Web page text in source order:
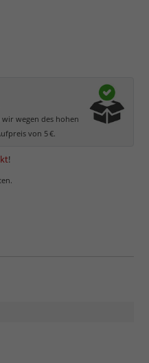
wegen des hohen
von 5 €.
!